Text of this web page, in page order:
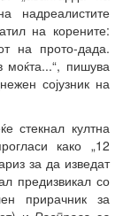
надреалистите
на корените:
на прото-дада.
моќта...“, пишува
сојузник на
стекнал култна
како „12
за да изведат
предизвикал со
прирачник за